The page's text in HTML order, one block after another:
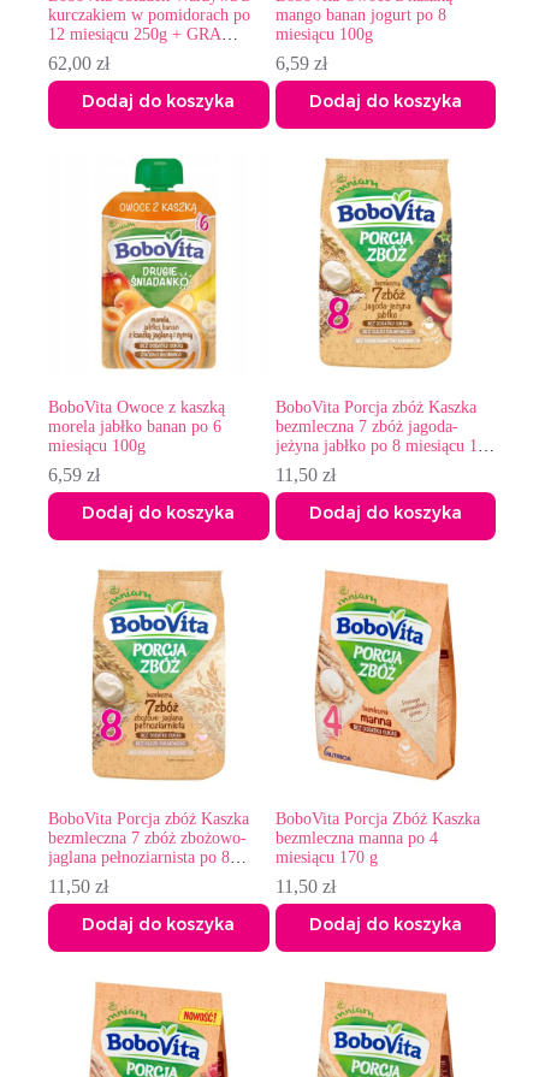
kurczakiem w pomidorach po
12 miesiącu 250g + GRA
MEMORY
62,00 zł
Dodaj do koszyka
mango banan jogurt po 8
miesiącu 100g
6,59 zł
Dodaj do koszyka
BoboVita Owoce z kaszką
morela jabłko banan po 6
miesiącu 100g
6,59 zł
Dodaj do koszyka
BoboVita Porcja zbóż Kaszka
bezmleczna 7 zbóż jagoda-
jeżyna jabłko po 8 miesiącu 170
g
11,50 zł
Dodaj do koszyka
BoboVita Porcja zbóż Kaszka
bezmleczna 7 zbóż zbożowo-
jaglana pełnoziarnista po 8
miesiącu 170 g
11,50 zł
Dodaj do koszyka
BoboVita Porcja Zbóż Kaszka
bezmleczna manna po 4
miesiącu 170 g
11,50 zł
Dodaj do koszyka